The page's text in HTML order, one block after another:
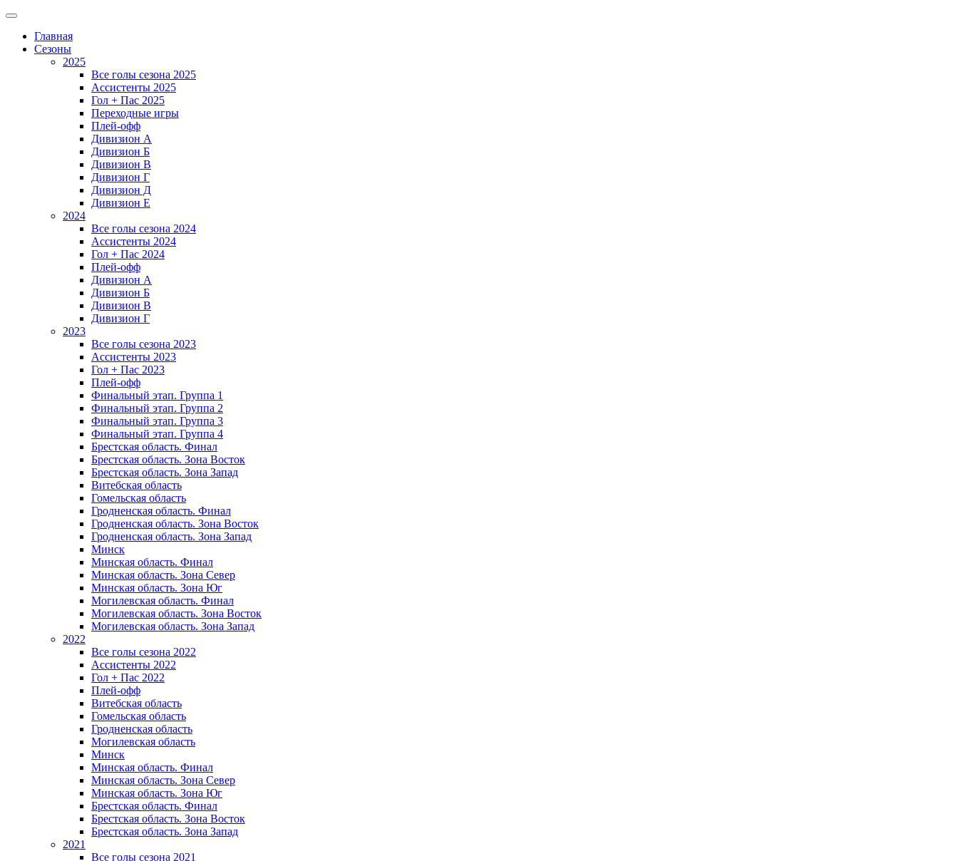
Главная
Сезоны
2025
Все голы сезона 2025
Ассистенты 2025
Гол + Пас 2025
Переходные игры
Плей-офф
Дивизион A
Дивизион Б
Дивизион В
Дивизион Г
Дивизион Д
Дивизион Е
2024
Все голы сезона 2024
Ассистенты 2024
Гол + Пас 2024
Плей-офф
Дивизион A
Дивизион Б
Дивизион В
Дивизион Г
2023
Все голы сезона 2023
Ассистенты 2023
Гол + Пас 2023
Плей-офф
Финальный этап. Группа 1
Финальный этап. Группа 2
Финальный этап. Группа 3
Финальный этап. Группа 4
Брестская область. Финал
Брестская область. Зона Восток
Брестская область. Зона Запад
Витебская область
Гомельская область
Гродненская область. Финал
Гродненская область. Зона Восток
Гродненская область. Зона Запад
Минск
Минская область. Финал
Минская область. Зона Север
Минская область. Зона Юг
Могилевская область. Финал
Могилевская область. Зона Восток
Могилевская область. Зона Запад
2022
Все голы сезона 2022
Ассистенты 2022
Гол + Пас 2022
Плей-офф
Витебская область
Гомельская область
Гродненская область
Могилевская область
Минск
Mинская область. Финал
Минская область. Зона Север
Минская область. Зона Юг
Брестская область. Финал
Брестская область. Зона Восток
Брестская область. Зона Запад
2021
Все голы сезона 2021